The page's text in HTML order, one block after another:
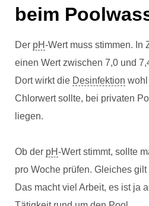
beim
Der pH-Wert muss stimmen. In
einen Wert zwischen 7,0 und
Dort wirkt die Desinfektion wohl
Chlorwert sollte, bei privaten
liegen.
Ob der pH-Wert stimmt, sollte
pro Woche prüfen. Gleiches
Das macht viel Arbeit, es ist ja